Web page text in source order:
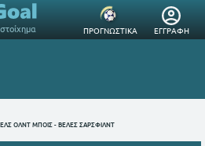
ΠΡΟΓΝΩΣΤΙΚΑ ΕΓΓΡΑΦΗ
ΟΛΝΤ ΜΠΟΙΣ - ΒΕΛΕΣ ΣΑΡΣΦΙΛΝΤ